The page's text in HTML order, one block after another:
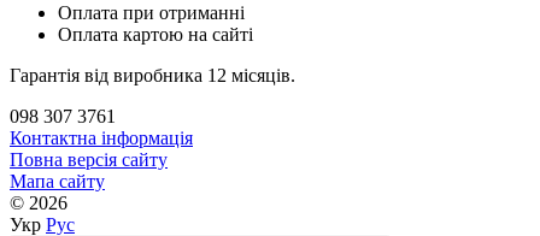
Оплата при отриманні
Оплата картою на сайті
Гарантія від виробника 12 місяців.
098 307 3761
Контактна інформація
Повна версія сайту
Мапа сайту
© 2026
Укр Рус